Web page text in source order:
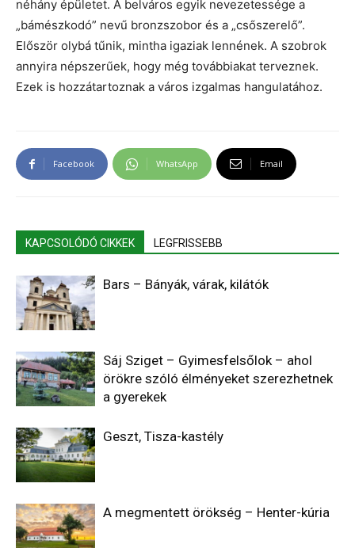
néhány épületet. A belváros egyik nevezetessége a
„bámészkodó” nevű bronzszobor és a „csőszerelő”.
Először olybá tűnik, mintha igaziak lennének. A szobrok
annyira népszerűek, hogy még továbbiakat terveznek.
Ezek is hozzátartoznak a város izgalmas hangulatához.
Facebook WhatsApp Email
KAPCSOLÓDÓ CIKKEK LEGFRISSEBB
Bars – Bányák, várak, kilátók
Sáj Sziget – Gyimesfelsőlok – ahol
örökre szóló élményeket szerezhetnek
a gyerekek
Geszt, Tisza-kastély
A megmentett örökség – Henter-kúria